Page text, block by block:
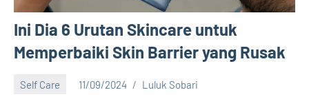
Ini Dia 6 Urutan Skincare untuk
Memperbaiki Skin Barrier yang Rusak
Self Care 11/09/2024 Luluk Sobari